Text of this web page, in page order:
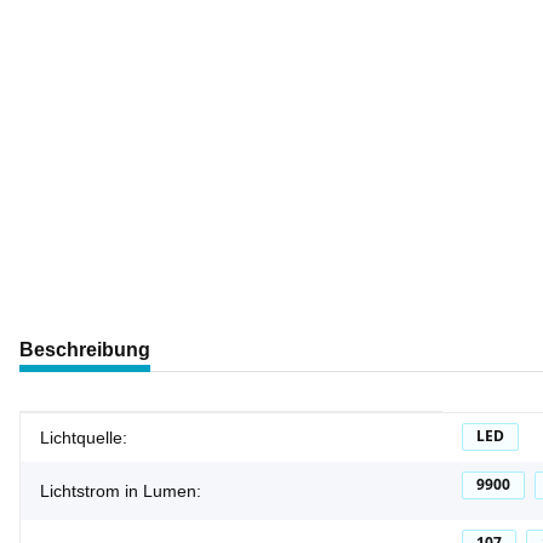
weitere Registerkarten anzeigen
Beschreibung
Produkteigenschaft
Wert
Lichtquelle: LED
Lichtstrom in Lumen: 9900